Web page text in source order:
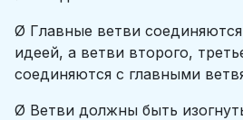
Ø Главные ветви
идеей, а ветви второго,
соединяются с главными
Ø Ветви должны быть